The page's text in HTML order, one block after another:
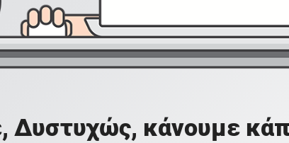
Δυστυχώς, κάνουμε